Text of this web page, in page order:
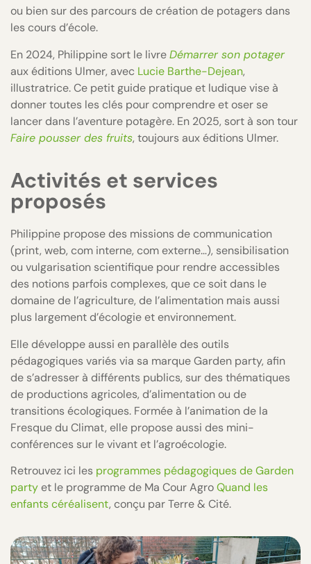
ou bien sur des parcours de création de potagers dans
les cours d’école.
En 2024, Philippine sort le livreDémarrer son potager
aux éditions Ulmer, avec Lucie Barthe-Dejean,
illustratrice. Ce petit guide pratique et ludique vise à
donner toutes les clés pour comprendre et oser se
lancer dans l’aventure potagère. En 2025, sort à son tour
Faire pousser des fruits, toujours aux éditions Ulmer.
Activités et services
proposés
Philippine propose des missions de communication
(print, web, com interne, com externe…), sensibilisation
ou vulgarisation scientifique pour rendre accessibles
des notions parfois complexes, que ce soit dans le
domaine de l’agriculture, de l’alimentation mais aussi
plus largement d’écologie et environnement.
Elle développe aussi en parallèle des outils
pédagogiques variés via sa marque Garden party, afin
de s’adresser à différents publics, sur des thématiques
de productions agricoles, d’alimentation ou de
transitions écologiques. Formée à l’animation de la
Fresque du Climat, elle propose aussi des mini-
conférences sur le vivant et l’agroécologie.
Retrouvez ici les programmes pédagogiques de Garden
partyet le programme de Ma Cour AgroQuand les
enfants céréalisent, conçu par Terre & Cité.